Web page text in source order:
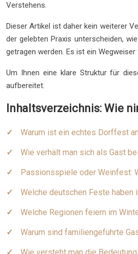
Verstehens.
Dieser Artikel ist daher kein weiterer
der gelebten Praxis unterscheiden,
getragen werden. Es ist ein
Um Ihnen eine klare Struktur für
aufbereitet.
Inhaltsverzeichnis: Wie
Warum ist ein echtes Dorffest
Wie verhält man sich als Gast
Passionsspiele oder Weinfest:
Welche deutschen Feste haben
Welche Regionen feiern im
Warum sind familiengeführte